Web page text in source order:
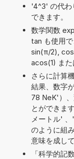
'4^3' の代
できます。
数学関数
tan も使用
sin(π/2),
acos(1) ま
さらに計算
結果、数字
78 NeK'）
とができま
メートル'
のように組
意味を成し
「科学的記